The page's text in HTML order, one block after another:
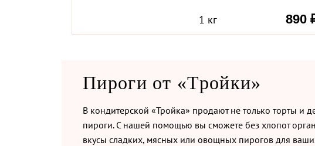
1 кг 890
Пироги от «Тройки»
В кондитерской «Тройка» продают не только торты и
пироги. С нашей помощью вы сможете без хлопот
вкусы сладких, мясных или овощных пирогов для